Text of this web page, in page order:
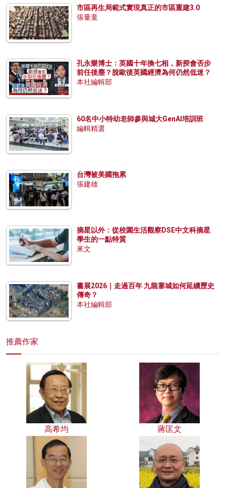
市區再生局範式實現真正的市區重建3.0
張量童
孔永樂博士：英國十年換七相，新揆會否步
前任後塵？脫歐後英國經濟為何仍然低迷？
本社編輯部
60名中小特幼老師參與城大GenAI培訓班
編輯精選
台灣被美國拖累
張建雄
摘星以外：從校園生活觀察DSE中文科摘星
學生的一點特質
來文
書展2026｜走過百年 九龍寨城如何延續歷史
傳奇？
本社編輯部
推薦作家
高希均 蔣匡文